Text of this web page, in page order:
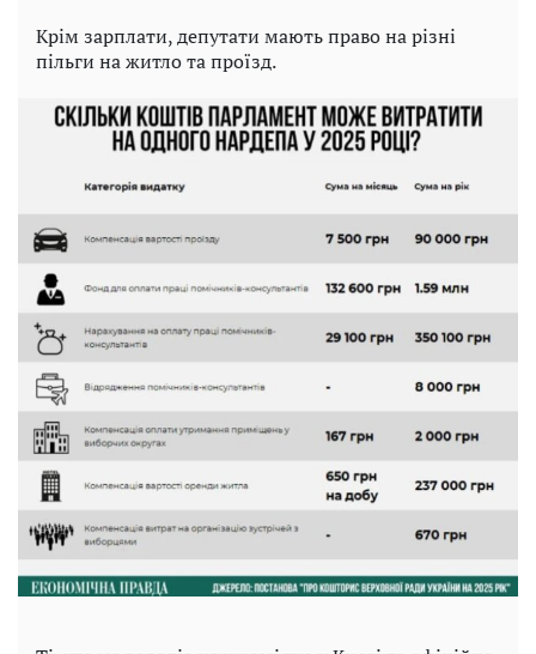
Крім зарплати, депутати мають право на різні
пільги на житло та проїзд.